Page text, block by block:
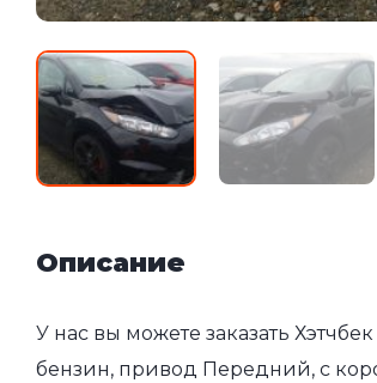
Описание
У нас вы можете заказать
бензин, привод Передний, с